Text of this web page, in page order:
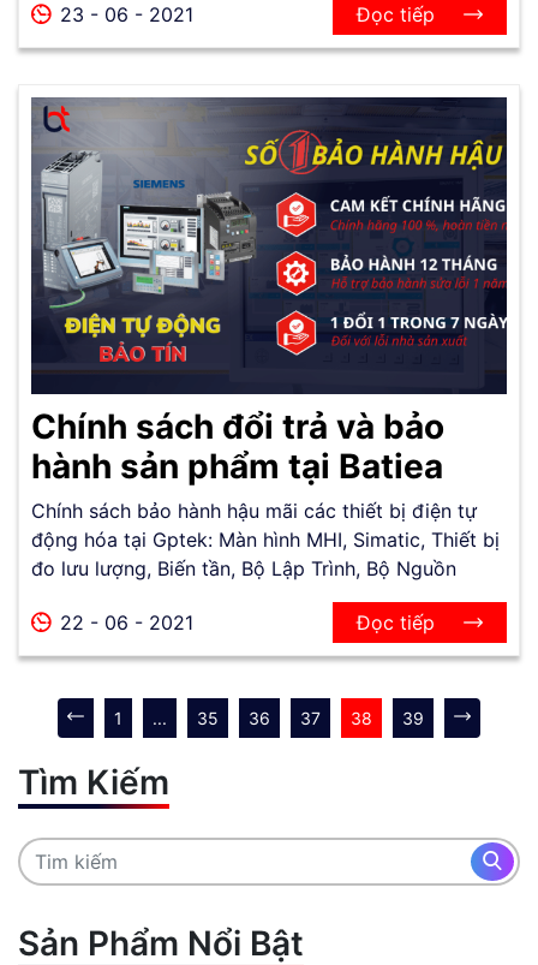
23 - 06 - 2021 Đọc tiếp
Chính sách đổi trả và bảo
hành sản phẩm tại Batiea
Chính sách bảo hành hậu mãi các thiết bị điện tự
động hóa tại Gptek: Màn hình MHI, Simatic, Thiết bị
đo lưu lượng, Biến tần, Bộ Lập Trình, Bộ Nguồn
22 - 06 - 2021 Đọc tiếp
1 ... 35 36 37 38 39
Tìm Kiếm
Sản Phẩm Nổi Bật